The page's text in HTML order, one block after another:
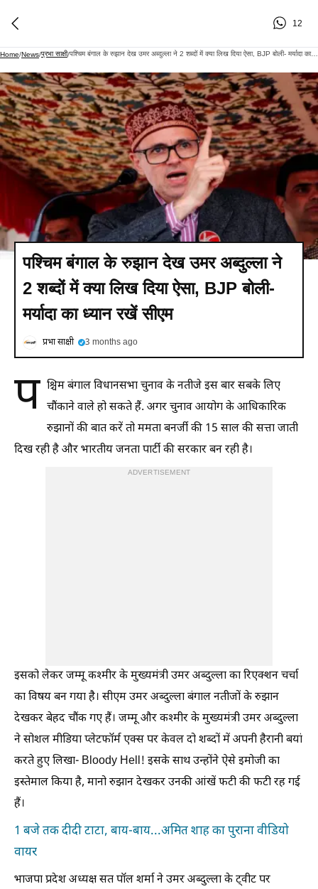
12
Home/News/प्रभा साक्षी/ पश्चिम बंगाल के रुझान देख उमर अब्दुल्ला ने 2 शब्दों में क्या लिख दिया ऐसा, BJP बोली- मर्यादा का ध्यान रखें सीएम
पश्चिम बंगाल के रुझान देख उमर अब्दुल्ला ने
2 शब्दों में क्या लिख दिया ऐसा, BJP बोली-
मर्यादा का ध्यान रखें सीएम
प्रभा साक्षी 3 months ago
प श्चिम बंगाल विधानसभा चुनाव के नतीजे इस बार सबके लिए
चौंकाने वाले हो सकते हैं. अगर चुनाव आयोग के आधिकारिक
रुझानों की बात करें तो ममता बनर्जी की 15 साल की सत्ता जाती
दिख रही है और भारतीय जनता पार्टी की सरकार बन रही है।
ADVERTISEMENT
इसको लेकर जम्मू कश्मीर के मुख्यमंत्री उमर अब्दुल्ला का रिएक्शन चर्चा
का विषय बन गया है। सीएम उमर अब्दुल्ला बंगाल नतीजों के रुझान
देखकर बेहद चौंक गए हैं। जम्मू और कश्मीर के मुख्यमंत्री उमर अब्दुल्ला
ने सोशल मीडिया प्लेटफॉर्म एक्स पर केवल दो शब्दों में अपनी हैरानी बयां
करते हुए लिखा- Bloody Hell! इसके साथ उन्होंने ऐसे इमोजी का
इस्तेमाल किया है, मानो रुझान देखकर उनकी आंखें फटी की फटी रह गई
हैं।
1 बजे तक दीदी टाटा, बाय-बाय...अमित शाह का पुराना वीडियो
वायर
भाजपा प्रदेश अध्यक्ष सत पॉल शर्मा ने उमर अब्दुल्ला के ट्वीट पर